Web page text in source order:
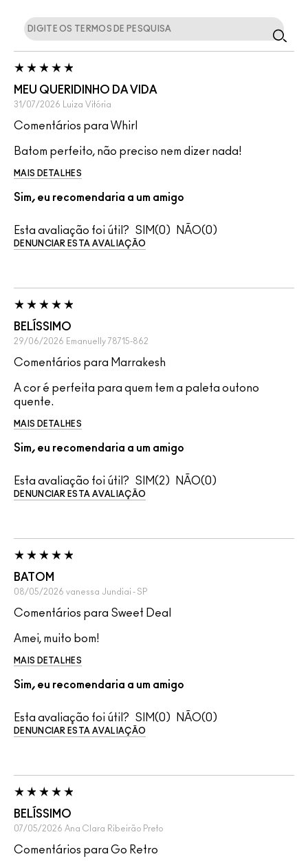
MEU QUERIDINHO DA VIDA
31/07/2026 Luiza Vitória
Comentários para Whirl
Batom perfeito, não preciso nem dizer nada!
MAIS DETALHES
Sim, eu recomendaria a um amigo
Esta avaliação foi útil? 0 0
DENUNCIAR ESTA AVALIAÇÃO
BELÍSSIMO
29/06/2026 Emanuelly 78715-862
Comentários para Marrakesh
A cor é perfeita para quem tem a paleta outono
quente.
MAIS DETALHES
Sim, eu recomendaria a um amigo
Esta avaliação foi útil? 2 0
DENUNCIAR ESTA AVALIAÇÃO
BATOM
08/05/2026 vanessa Jundiai - SP
Comentários para Sweet Deal
Amei, muito bom!
MAIS DETALHES
Sim, eu recomendaria a um amigo
Esta avaliação foi útil? 0 0
DENUNCIAR ESTA AVALIAÇÃO
BELÍSSIMO
07/05/2026 Ana Clara Ribeirão Preto
Comentários para Go Retro